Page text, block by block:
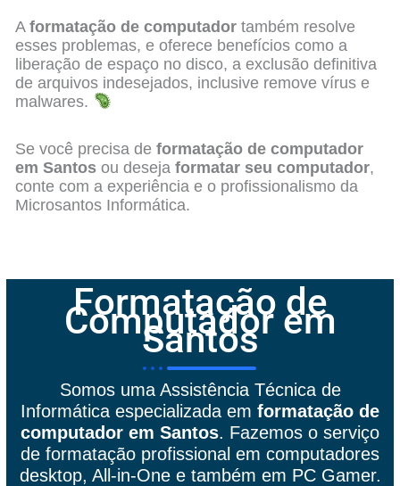
Aformatação de computador também resolve
esses problemas, e oferece benefícios como a
liberação de espaço no disco, a exclusão definitiva
de arquivos indesejados, inclusive remove vírus e
malwares.
Se você precisa deformatação de computador
em Santos ou desejaformatar seu computador,
conte com a experiência e o profissionalismo da
Microsantos Informática.
Formatação de
Computador em
Santos
Somos uma Assistência Técnica de
Informática especializada em formatação de
computador em Santos. Fazemos o serviço
de formatação profissional em computadores
desktop, All-in-One e também em PC Gamer.